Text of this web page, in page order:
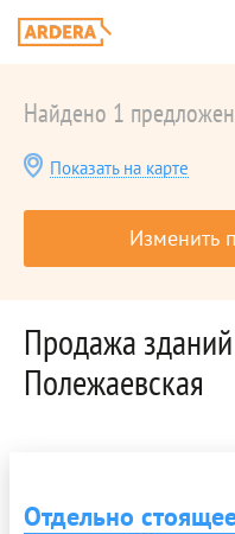
Найдено 1
Показать на карте
Изменить
Продажа
Полежаевская
Отдельно